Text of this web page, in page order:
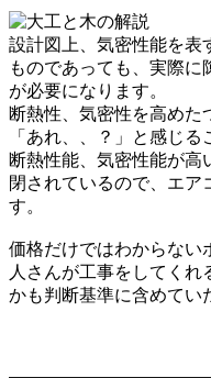
設計図上、気密性能を表
ものであっても、実際
が必要になります。
断熱性、気密性を高めた
「あれ、、？」と感じる
断熱性能、気密性能が高
閉されているので、エア
す。
価格だけではわからない
人さんが工事をしてく
かも判断基準に含めてい